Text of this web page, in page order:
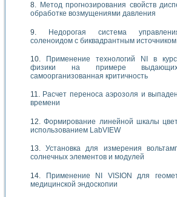
Метод прогнозирования свойств
обработке возмущениями давления
Недорогая система
соленоидом с биквадрантным источником
Применение технологий NI в
физики на примере
самоорганизованная критичность
Расчет переноса аэрозоля и
времени
Формирование линейной шкалы
использованием LabVIEW
Установка для измерения
солнечных элементов и модулей
Применение NI VISION для
медицинской эндоскопии